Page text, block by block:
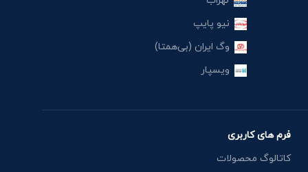
نیو پایپ
وگ ایران (بی‌همتا)
ویسپار
فرم های کاربری
کاتالوگ محصولات